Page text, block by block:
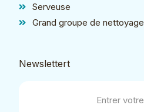
Serveuse
Grand groupe de nettoyage
Newslettert